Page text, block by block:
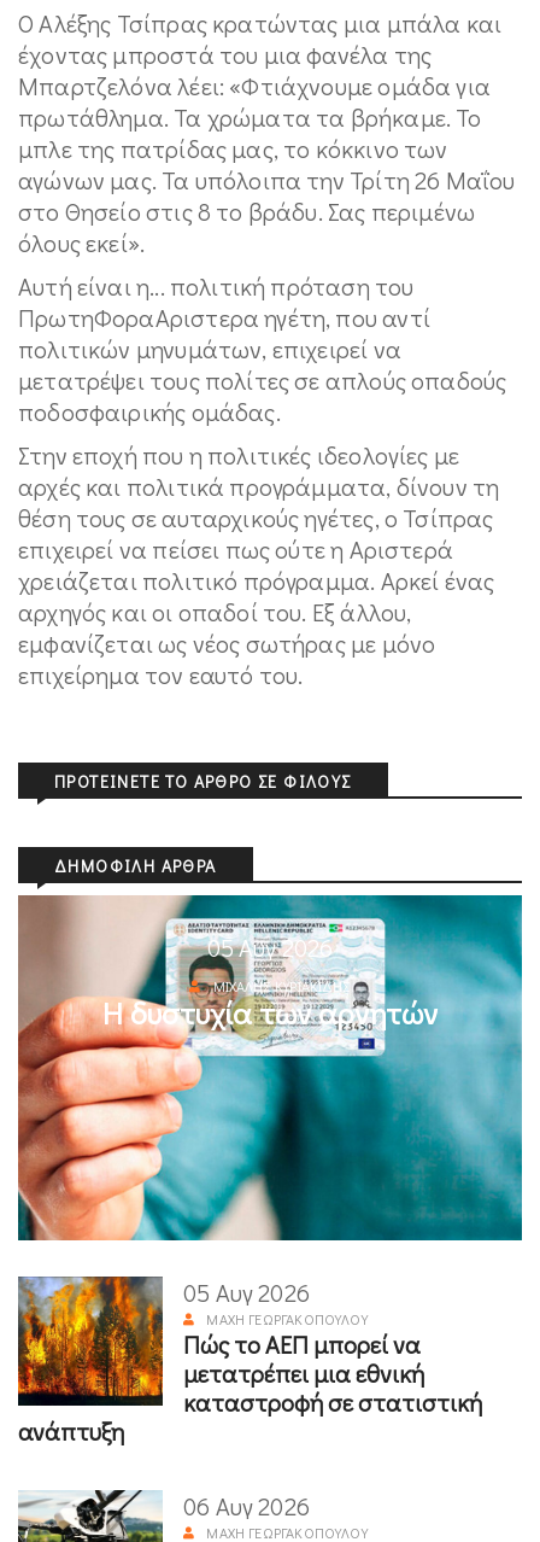
Ο Αλέξης Τσίπρας κρατώντας μια μπάλα και
έχοντας μπροστά του μια φανέλα της
Μπαρτζελόνα λέει: «Φτιάχνουμε ομάδα για
πρωτάθλημα. Τα χρώματα τα βρήκαμε. Το
μπλε της πατρίδας μας, το κόκκινο των
αγώνων μας. Τα υπόλοιπα την Τρίτη 26 Μαΐου
στο Θησείο στις 8 το βράδυ. Σας περιμένω
όλους εκεί».
Αυτή είναι η... πολιτική πρόταση του
ΠρωτηΦοραΑριστερα ηγέτη, που αντί
πολιτικών μηνυμάτων, επιχειρεί να
μετατρέψει τους πολίτες σε απλούς οπαδούς
ποδοσφαιρικής ομάδας.
Στην εποχή που η πολιτικές ιδεολογίες με
αρχές και πολιτικά προγράμματα, δίνουν τη
θέση τους σε αυταρχικούς ηγέτες, ο Τσίπρας
επιχειρεί να πείσει πως ούτε η Αριστερά
χρειάζεται πολιτικό πρόγραμμα. Αρκεί ένας
αρχηγός και οι οπαδοί του. Εξ άλλου,
εμφανίζεται ως νέος σωτήρας με μόνο
επιχείρημα τον εαυτό του.
ΠΡΟΤΕΊΝΕΤΕ ΤΟ ΆΡΘΡΟ ΣΕ ΦΊΛΟΥΣ
ΔΗΜΟΦΙΛΉ ΆΡΘΡΑ
05 Αυγ 2026
ΜΙΧΆΛΗΣ ΚΥΡΙΑΚΊΔΗΣ
Η δυστυχία των αρνητών
05 Αυγ 2026
ΜΆΧΗ ΓΕΩΡΓΑΚΟΠΟΎΛΟΥ
Πώς το ΑΕΠ μπορεί να
μετατρέπει μια εθνική
καταστροφή σε στατιστική
ανάπτυξη
06 Αυγ 2026
ΜΆΧΗ ΓΕΩΡΓΑΚΟΠΟΎΛΟΥ